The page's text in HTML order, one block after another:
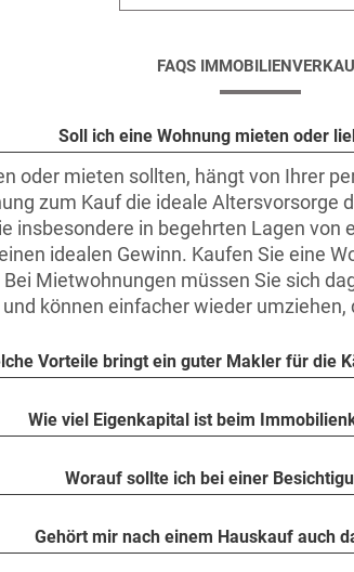
FAQS
Soll ich eine Wohnung mieten oder
oder mieten sollten, hängt von Ihrer
zum Kauf die ideale Altersvorsorge
insbesondere in begehrten Lagen
idealen Gewinn. Kaufen Sie eine
Mietwohnungen müssen Sie sich
können einfacher wieder
Vorteile bringt ein guter Makler für die
Wie viel Eigenkapital ist beim
Worauf sollte ich bei einer
Gehört mir nach einem Hauskauf auch